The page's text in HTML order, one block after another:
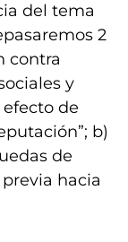
del tema
2
contra
y
de
b)
de
hacia